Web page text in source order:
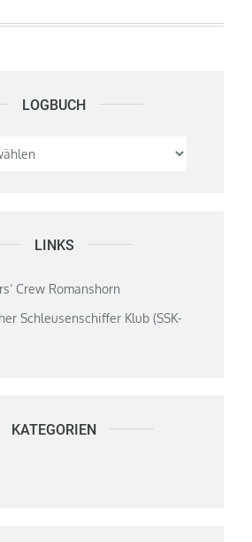
LOGBUCH Logbuch
LINKS
Crew Romanshorn
Schleusenschiffer Klub (SSK-
KATEGORIEN